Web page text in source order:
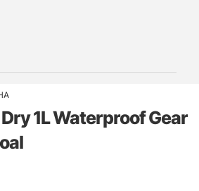
1L Waterproof Gear